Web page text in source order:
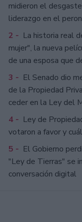
midieron el
liderazgo en el
2 - La historia real
mujer", la nueva
de una esposa que
3 - El Senado dio
de la Propiedad
ceder en la Ley del
4 - Ley de
votaron a favor y
5 - El Gobierno
"Ley de Tierras" se
conversación digital